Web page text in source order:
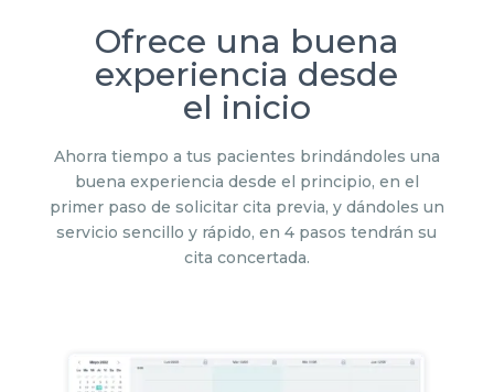
Ofrece una buena
experiencia desde
el inicio
Ahorra tiempo a tus pacientes brindándoles una
buena experiencia desde el principio, en el
primer paso de solicitar cita previa, y dándoles un
servicio sencillo y rápido, en 4 pasos tendrán su
cita concertada.